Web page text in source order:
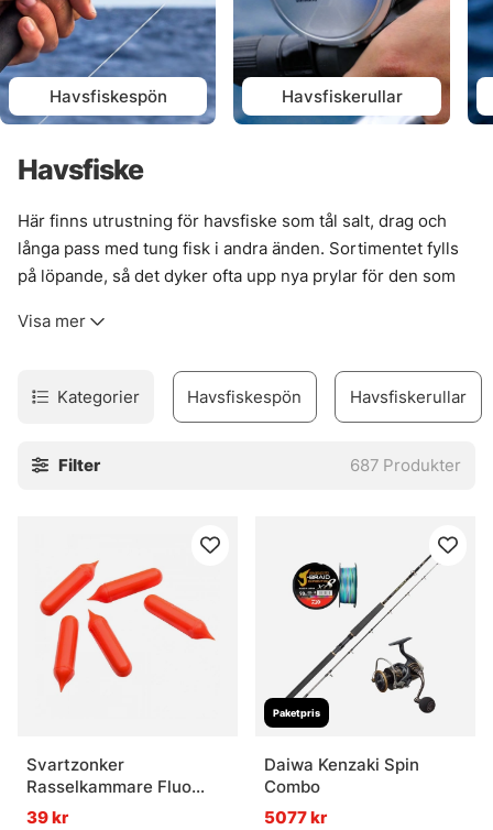
Havsfiskespön Havsfiskerullar
Havsfiske
Här finns utrustning för havsfiske som tål salt, drag och
långa pass med tung fisk i andra änden. Sortimentet fylls
på löpande, så det dyker ofta upp nya prylar för den som
vatten.
ska ner där fisken står. Här finns sådant som funkar när
förhållandena blir lite råa, lite stökiga, och när man vill ha
också, för där kan det ligga fina prisvärda fynd som lätt
Vanliga frågor om havsfiske
Vad är havsfiske?
Vad behövs för havsfiske?
Visa mer
Kategorier Havsfiskespön Havsfiskerullar
Filter 687 Produkter
Svartzonker
Rasselkammare Fluo
Orange 5-Pack
39 kr
Paketpris
Daiwa Kenzaki Spin
Combo
5077 kr